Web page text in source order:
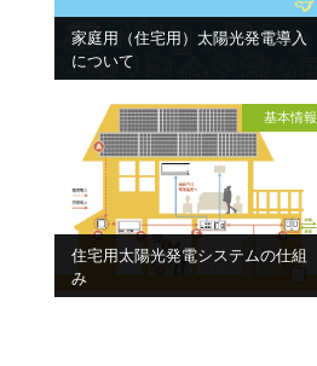
家庭用（住宅用）太陽光発電導入
について
基本情報
住宅用太陽光発電システムの仕組
み